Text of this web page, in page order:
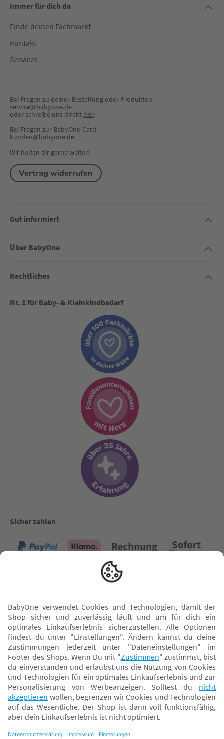
Immer für dich da
Finde deinen Fachmarkt
Kontakt
Services
Bei Fragen zu deiner Bestellung oder Produkten:
service@babyone.de
oder schreibe uns direkt hier.
Bei Fragen zur BabyOne-Card:
kunden@babyone.de
Wir helfen dir gerne weiter!
Vertrag widerrufen
Gut informiert
Über BabyOne
Rechtliches
Nr. 1 für Baby- & Kleinkindbedarf
Sicher zahlen
Versand mit
* Alle Preise inkl. MwSt. und ggf. zzgl.Versandkosten. Der dargestellte Preis gilt -
abhängig von der von dir gewählten Option - im BabyOne-Onlineshop oder bei
Abholung in dem von dir gewählten BabyOne-Franchise-Betrieb. Der für den
Onlineshop geltende Preis stellt bei einem Verkauf durch unsere Franchise-
Nehmer eine unverbindliche Preisempfehlung dar. Der Verkaufspreis der
daher von dem Verkaufspreis im Onlineshop abweichen. Angaben zu